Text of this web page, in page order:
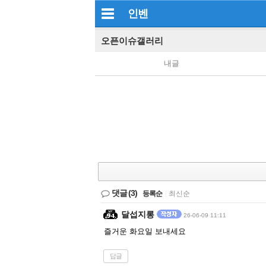
인벤
오픈이슈갤러리
내글
댓글(3) 등록순 최신순
달섭지롱 26-06-09 11:11
즐거운 화요일 보내세요
답글